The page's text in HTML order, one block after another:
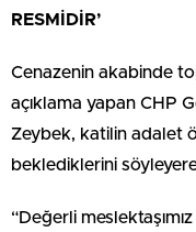
RESMİDİR’
Cenazenin akabinde
açıklama yapan CHP
Zeybek, katilin adalet
beklediklerini
“Değerli